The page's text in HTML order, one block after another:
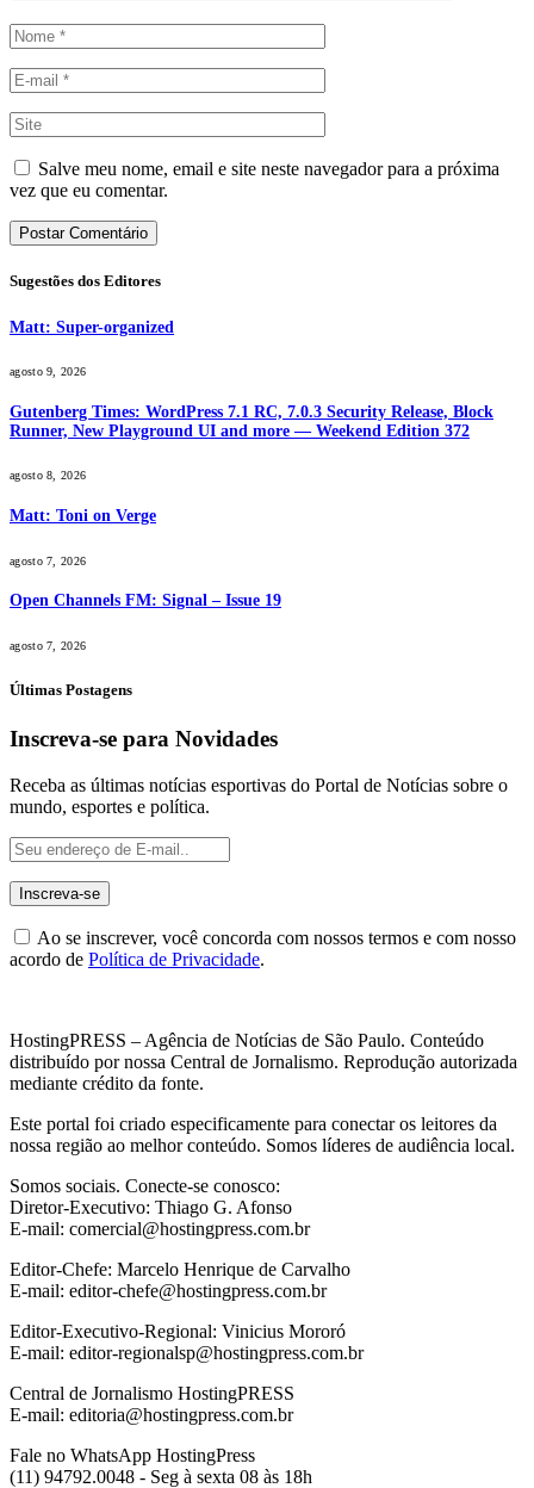
Salve meu nome, email e site neste navegador para a próxima
vez que eu comentar.
Sugestões dos Editores
Matt: Super-organized
agosto 9, 2026
Gutenberg Times: WordPress 7.1 RC, 7.0.3 Security Release, Block
Runner, New Playground UI and more — Weekend Edition 372
agosto 8, 2026
Matt: Toni on Verge
agosto 7, 2026
Open Channels FM: Signal – Issue 19
agosto 7, 2026
Últimas Postagens
Inscreva-se para Novidades
Receba as últimas notícias esportivas do Portal de Notícias sobre o
mundo, esportes e política.
Ao se inscrever, você concorda com nossos termos e com nosso
acordo de Política de Privacidade.
HostingPRESS – Agência de Notícias de São Paulo. Conteúdo
distribuído por nossa Central de Jornalismo. Reprodução autorizada
mediante crédito da fonte.
Este portal foi criado especificamente para conectar os leitores da
nossa região ao melhor conteúdo. Somos líderes de audiência local.
Somos sociais. Conecte-se conosco:
Diretor-Executivo: Thiago G. Afonso
E-mail: comercial@hostingpress.com.br
Editor-Chefe: Marcelo Henrique de Carvalho
E-mail: editor-chefe@hostingpress.com.br
Editor-Executivo-Regional: Vinicius Mororó
E-mail: editor-regionalsp@hostingpress.com.br
Central de Jornalismo HostingPRESS
E-mail: editoria@hostingpress.com.br
Fale no WhatsApp HostingPress
(11) 94792.0048 - Seg à sexta 08 às 18h